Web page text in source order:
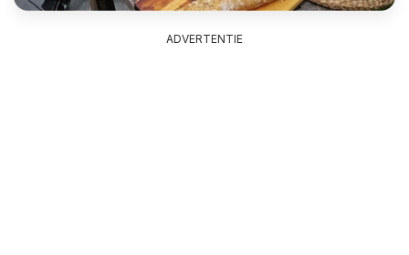
ADVERTENTIE